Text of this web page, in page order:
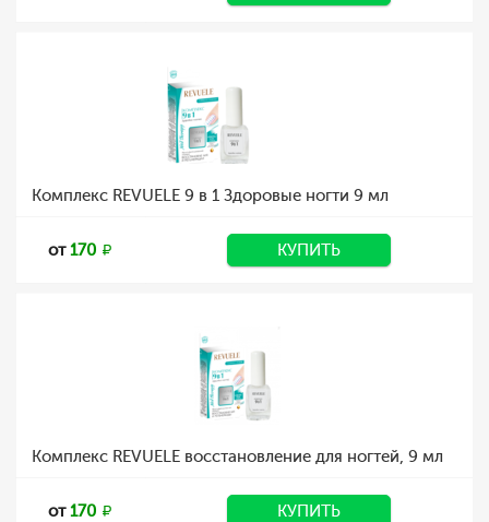
Комплекс REVUELE 9 в 1 Здоровые ногти 9 мл
от170 КУПИТЬ
Комплекс REVUELE восстановление для ногтей, 9 мл
от170 КУПИТЬ